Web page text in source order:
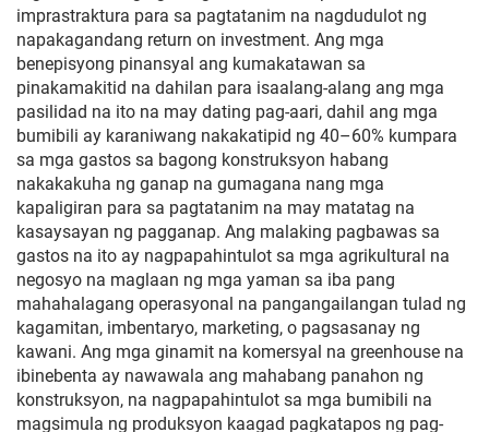
imprastraktura para sa pagtatanim na nagdudulot ng
napakagandang return on investment. Ang mga
benepisyong pinansyal ang kumakatawan sa
pinakamakitid na dahilan para isaalang-alang ang mga
pasilidad na ito na may dating pag-aari, dahil ang mga
bumibili ay karaniwang nakakatipid ng 40–60% kumpara
sa mga gastos sa bagong konstruksyon habang
nakakakuha ng ganap na gumagana nang mga
kapaligiran para sa pagtatanim na may matatag na
kasaysayan ng pagganap. Ang malaking pagbawas sa
gastos na ito ay nagpapahintulot sa mga agrikultural na
negosyo na maglaan ng mga yaman sa iba pang
mahahalagang operasyonal na pangangailangan tulad ng
kagamitan, imbentaryo, marketing, o pagsasanay ng
kawani. Ang mga ginamit na komersyal na greenhouse na
ibinebenta ay nawawala ang mahabang panahon ng
konstruksyon, na nagpapahintulot sa mga bumibili na
magsimula ng produksyon kaagad pagkatapos ng pag-